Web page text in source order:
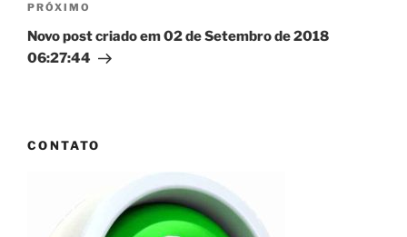
Próximo
post
PRÓXIMO
Novo post criado em 02 de Setembro de 2018
06:27:44
CONTATO